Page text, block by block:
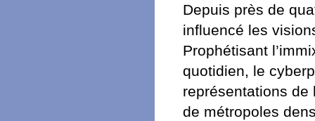
Depuis près de
influencé les
Prophétisant
quotidien, le
représentations de
de métropoles